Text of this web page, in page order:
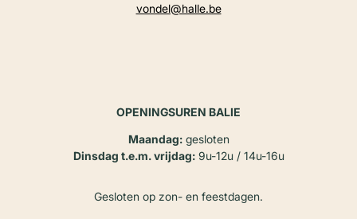
vondel@halle.be
OPENINGSUREN BALIE
Maandag:gesloten
Dinsdag t.e.m. vrijdag:9u-12u / 14u-16u
Gesloten op zon- en feestdagen.